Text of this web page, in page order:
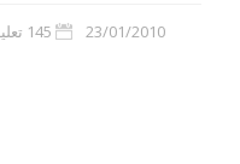
23/01/2010 145 تعليق